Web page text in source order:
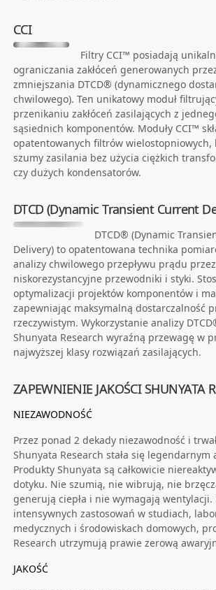
CCI
Filtry CCI™ posiadają
ograniczania zakłóceń generowanych
zmniejszania DTCD® (dynamicznego
chwilowego). Ten unikatowy moduł
przenikaniu zakłóceń zasilających z
sąsiednich komponentów. Moduły CCI™
opatentowanych filtrów wielostopniowych,
szumy zasilania bez użycia ciężkich
czy dużych kondensatorów.
DTCD (Dynamic Transient Current
DTCD® (Dynamic
Delivery) to opatentowana technika
analizy chwilowego przepływu prądu
niskorezystancyjne przewodniki i styki.
optymalizacji projektów komponentów i
zapewniając maksymalną dostarczalność
rzeczywistym. Wykorzystanie analizy
Shunyata Research wyraźną przewagę w
najwyższej klasy rozwiązań zasilających.
ZAPEWNIENIE JAKOŚCI SHUNYATA
NIEZAWODNOŚĆ
Przez ponad 2 dekady niezawodność i
Shunyata Research stała się
Produkty Shunyata są całkowicie
dotyku. Nie szumią, nie wibrują, nie
generują ciepła i nie wymagają wentylacji.
intensywnych zastosowań w studiach,
medycznych i środowiskach domowych,
Research utrzymują prawie zerową
JAKOŚĆ